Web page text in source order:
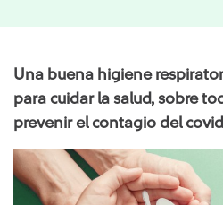
Una buena higiene
para cuidar la salud, sobre
prevenir el contagio del